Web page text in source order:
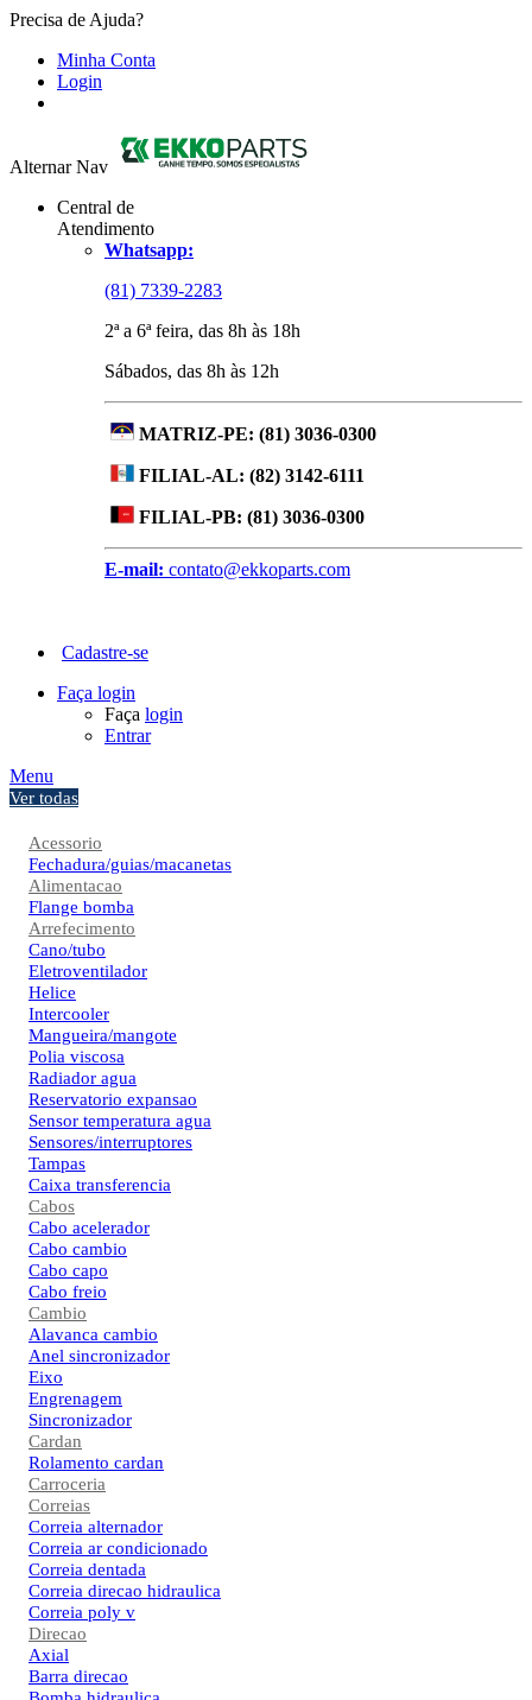
Precisa de Ajuda?
Minha Conta
Login
Alternar Nav
Central de
Atendimento
Whatsapp:
(81) 7339-2283
2ª a 6ª feira, das 8h às 18h
Sábados, das 8h às 12h
MATRIZ-PE: (81) 3036-0300
FILIAL-AL: (82) 3142-6111
FILIAL-PB: (81) 3036-0300
E-mail: contato@ekkoparts.com
Cadastre-se
Faça login
Faça login
Entrar
Menu
Ver todas
Acessorio
Fechadura/guias/macanetas
Alimentacao
Flange bomba
Arrefecimento
Cano/tubo
Eletroventilador
Helice
Intercooler
Mangueira/mangote
Polia viscosa
Radiador agua
Reservatorio expansao
Sensor temperatura agua
Sensores/interruptores
Tampas
Caixa transferencia
Cabos
Cabo acelerador
Cabo cambio
Cabo capo
Cabo freio
Cambio
Alavanca cambio
Anel sincronizador
Eixo
Engrenagem
Sincronizador
Cardan
Rolamento cardan
Carroceria
Correias
Correia alternador
Correia ar condicionado
Correia dentada
Correia direcao hidraulica
Correia poly v
Direcao
Axial
Barra direcao